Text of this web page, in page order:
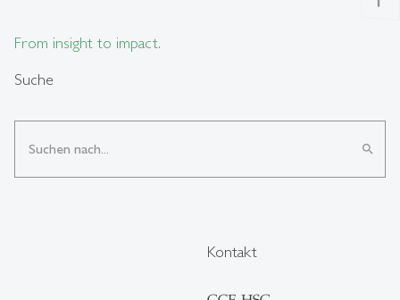
From insight to impact.
Suche
search
Kontakt